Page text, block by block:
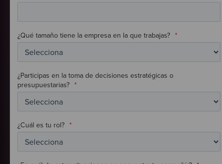
¿Qué tamaño tiene la empresa en la que trabajas? *
¿Participas en la toma de decisiones estratégicas o
presupuestarias? *
¿Cuál es tu rol? *